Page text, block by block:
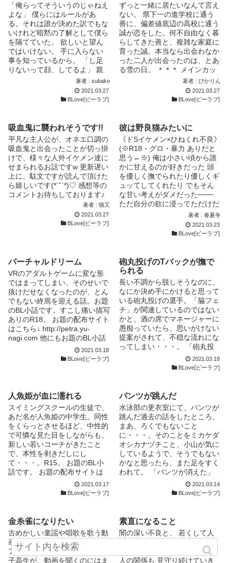
「俺らってそういうのじゃねえ
よな」 僕らにはルールがあ
る。それは誰が決めた訳でもな
いけれど暗黙の了解として僕ら
を隔てていた。 欲しいと望ん
ではいけない。 手に入らない
事を知っているから。 「し足
りないって顔、してるよ」 親
友との叶わぬ恋を引き摺り、寂
しさを埋める毎日に、少年はい
つだって空虚だった。 僕らは
＿＿＿＿ 「天使に恋をしたん
です」 幸薄い系男子×鈍感？ノ
ンケ と、その周りの大人たち
のお話。 ______________い
くつも遠回りしたけれど本当は
憶えていたんだ。なあ、お前は
運命って信じるか？
.......................................... 物
語は現在からふたりの高校時代
に飛んでセンチメンタルな
「僕」の記憶に沿って流れてい
きます。そして高校を卒業して
体どんな風に重なっていたの
か、お楽しみに！ 本編始まる
までが長いです（笑） 本編始
まればR18！！！！ R18ページ
には※の表記をしてます
著者 : subako
2021.03.27
BLove[ビーラブ]
ずっと一緒に居たいなんて言え
ない。 県下一の進学校に通う
善に、偏差値底辺の高校に通う
誠が恋をした。何不自由なく暮
らしてきた善と、複雑な家庭に
育った誠。本当なら出会わなか
った二人が出会ったのは、とあ
る雪の日。 ＊＊＊ メインカッ
プル以外に４組のカップルが出
てきます。苦手だと思ったら飛
ばして読んでいただけると幸い
が、大和×直、幸久×将に関して
はほぼ関わりがありません。
いつもイイネやコメントありが
とうございます。素敵な表紙は
葉っぱ様に描いていただきまし
た( *ˊᵕˋ )♡ ＊＊＊ 高校生編、
完結！
著者 : ぴかりん
2021.03.27
BLove[ビーラブ]
吸血鬼に襲われそうです!!
平凡な主人公が、オネエ口調の
吸血鬼と出会ったことが切っ掛
けで、様々な人外イケメン達に
せまられるお話ですw 更新遅い
上に、駄文ですが読んで頂けた
ら嬉しいです(*´˘`*)♡ 感想等の
コメントお待ちしております♪
著者 : 猫又
2021.03.27
BLove[ビーラブ]
彼は野良猫みたいに
《ドSイケメン×ひねくれ不良》
(※R18・グロ・暴力 ありだと
思う←※) 俺は小さい頃から誰
かに甘えるのが好きだった 頭
を優しく撫でられたり優しくギ
ュッてしてくれたり でもそん
な甘い考えがダメだった───
ただ自分の欲に浸ってただけだ
った。 ＊＊＊＊＊＊＊＊＊＊
＊＊ 5000アクセスありがとう
ございます！ ＊＊＊＊＊＊＊
著者 : 春夏冬
2021.03.23
BLove[ビーラブ]
バーチャルドリーム
VRのアダルトゲームに変な形
ではまってしまい、そのせいで
抜けだせなくなったのが、とん
でもない終焉を迎える話。お題
のBL小話です。すこし痛い描写
ありのR18。 お題の配布サイト
はこちら↓ http://petra.yu-
nagi.com 他にもお題のBL小話
をアルファポリスで公開してい
2021.03.18
BLove[ビーラブ]
砲丸投げのTバックが撫で
られる
長い不調から脱しそうなのに、
なにか決め手にかけると思って
いる砲丸投げの選手。「脇フェ
チ」が関連しているのではない
かと、酒の席でマネージャーに
愚痴っていたら、思いがけない
提案がされて、不穏な流れにな
ってしまい・・・。 「砲丸投
げに先生が抱かれる」のその後
の話です。今回は砲丸投げが受
アルファポリスで読めます↓
https://www.alphapolis.co.jp/no
vel/352542676/510434936
2021.03.18
BLove[ビーラブ]
人魚姫が血に濡れる
スイミングスクールの生徒で、
あだ名が人魚姫の中学生。同性
をくらっとさせるほど、中性的
で可憐な見た目をしながらも、
新しい若いコーチがきたこと
で、本性を剥きだしにし
て・・・。R15。 お題のBL小
話です。 お題の配布サイトは
こちら↓ http://petra.yu-
nagi.com/ 他にもお題のBL小話
vel/352542676/382438525
2021.03.17
BLove[ビーラブ]
パンツが跳んだ
水泳部の更衣室にて、パンツが
跳んだ過去の話をしたところ、
まあ、ろくでもないこと
に・・・。そのことをミカケダ
オシカナヅチこと、小山が気に
しているようで、そうでもない
かなと思ったら、また足をすく
われて。 「パンツが消えた」
の凸凹コンビ、ミカケダオシカ
ナヅチ×つるぺたチビエースの
公開中↓
https://www.alphapolis.co.jp/no
vel/352542676/867367190
2021.03.14
BLove[ビーラブ]
金糸雀になりたい
古めかしい童謡や唱歌を歌う動
画を上げている、「カナリ
ア」。その美声に惚れこんだ男
子高生が、動画を聞くのにはま
素直になること
闇の深い不良と、 若くして人
先生の恋物語…。 卒業後の二
人の関係も 見守り続けていき